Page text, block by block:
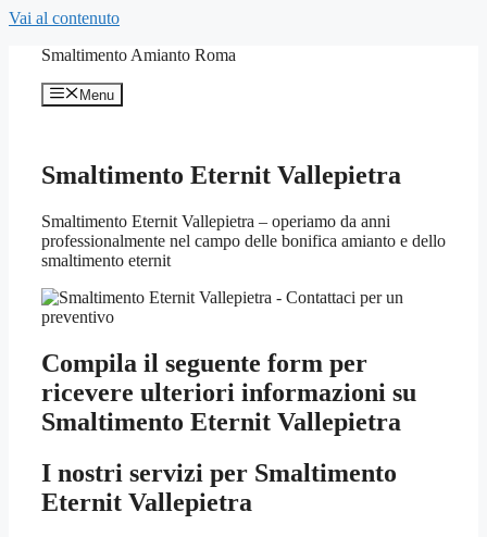
Vai al contenuto
Smaltimento Amianto Roma
Menu
Smaltimento Eternit Vallepietra
Smaltimento Eternit Vallepietra – operiamo da anni
professionalmente nel campo delle bonifica amianto e dello
smaltimento eternit
Compila il seguente form per
ricevere ulteriori informazioni su
Smaltimento Eternit Vallepietra
I nostri servizi per Smaltimento
Eternit Vallepietra